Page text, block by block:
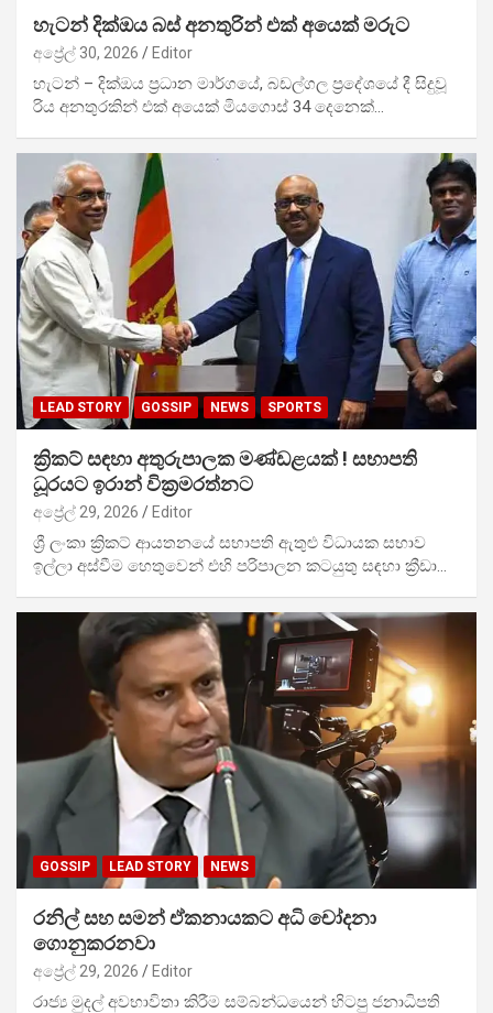
හැටන් දික්ඔය බස් අනතුරින් එක් අයෙක් මරුට
අප්‍රේල් 30, 2026 Editor
හැටන් – දික්ඔය ප්‍රධාන මාර්ගයේ, බඩල්ගල ප්‍රදේශයේ දී සිදුවූ
රිය අනතුරකින් එක් අයෙක් මියගොස් 34 දෙනෙක්…
LEAD STORY GOSSIP NEWS SPORTS
ක්‍රිකට් සඳහා අතුරුපාලක මණ්ඩළයක් ! සභාපති
ධූරයට ඉරාන් වික්‍රමරත්නට
අප්‍රේල් 29, 2026 Editor
ශ්‍රී ලංකා ක්‍රිකට් ආයතනයේ සභාපති ඇතුළු විධායක සභාව
ඉල්ලා අස්වීම හෙතුවෙන් එහි පරිපාලන කටයුතු සඳහා ක්‍රීඩා…
GOSSIP LEAD STORY NEWS
රනිල් සහ සමන් ඒකනායකට අධි චෝදනා
ගොනුකරනවා
අප්‍රේල් 29, 2026 Editor
රාජ්‍ය මුදල් අවභාවිතා කිරීම සම්බන්ධයෙන් හිටපු ජනාධිපති